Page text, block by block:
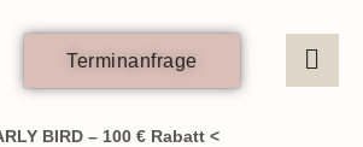
Terminanfrage
BIRD – 100 € Rabatt <